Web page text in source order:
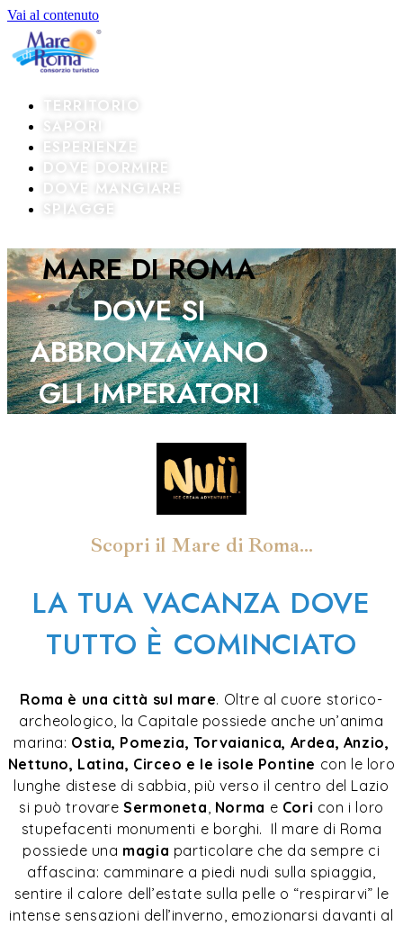
Vai al contenuto
TERRITORIO
SAPORI
ESPERIENZE
DOVE DORMIRE
DOVE MANGIARE
SPIAGGE
MARE DI ROMA
DOVE SI
ABBRONZAVANO
GLI IMPERATORI
Scopri il Mare di Roma...
LA TUA VACANZA DOVE
TUTTO È COMINCIATO
Roma è una città sul mare. Oltre al cuore storico-
archeologico, la Capitale possiede anche un’anima
marina: Ostia, Pomezia, Torvaianica, Ardea, Anzio,
Nettuno, Latina, Circeo e le isole Pontine con le loro
lunghe distese di sabbia, più verso il centro del Lazio
si può trovareSermoneta, Norma e Cori con i loro
stupefacenti monumenti e borghi. Il mare di Roma
possiede una magia particolare che da sempre ci
affascina: camminare a piedi nudi sulla spiaggia,
sentire il calore dell’estate sulla pelle o “respirarvi” le
intense sensazioni dell’inverno, emozionarsi davanti al